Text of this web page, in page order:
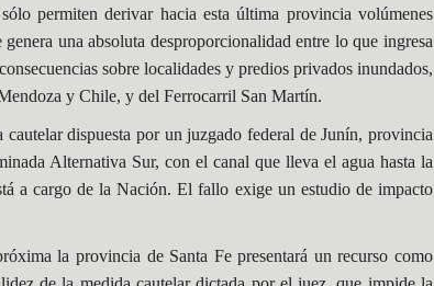
permiten derivar hacia esta última provincia volúmenes
una absoluta desproporcionalidad entre lo que ingresa
sobre localidades y predios privados inundados,
y Chile, y del Ferrocarril San Martín.
dispuesta por un juzgado federal de Junín, provincia
Alternativa Sur, con el canal que lleva el agua hasta la
a cargo de la Nación. El fallo exige un estudio de impacto
la provincia de Santa Fe presentará un recurso como